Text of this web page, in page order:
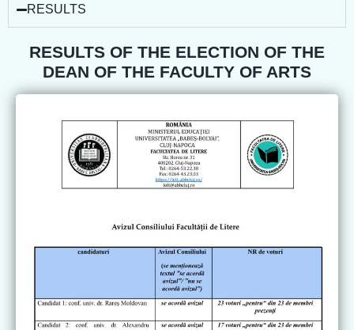
RESULTS
RESULTS OF THE ELECTION OF THE
DEAN OF THE FACULTY OF ARTS